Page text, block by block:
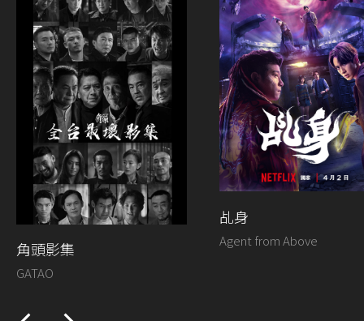
角頭影集
GATAO
乩身
Agent from Above